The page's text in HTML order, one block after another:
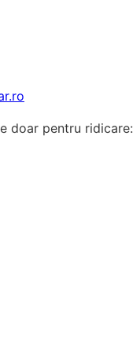
doar pentru ridicare: